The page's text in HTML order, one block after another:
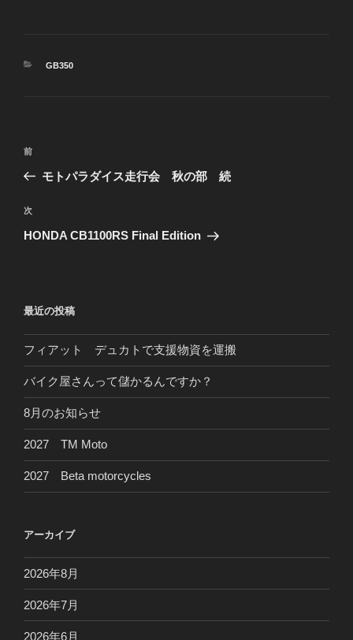
カ
GB350
投
ナ
ビ
ゲ
ン
前
の
稿
前
モトパラダイス走行会 秋の部 続
次
の
次
HONDA CB1100RS Final Edition
最近の投稿
フィアット デュカトで支援物資を運搬
バイク屋さんって儲かるんですか？
8月のお知らせ
2027 TM Moto
2027 Beta motorcycles
アーカイブ
2026年8月
2026年7月
2026年6月